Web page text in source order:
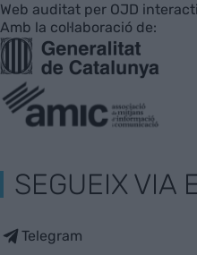
Web auditat per OJD
Amb la col·laboració de:
SEGUEIX VIA
Telegram